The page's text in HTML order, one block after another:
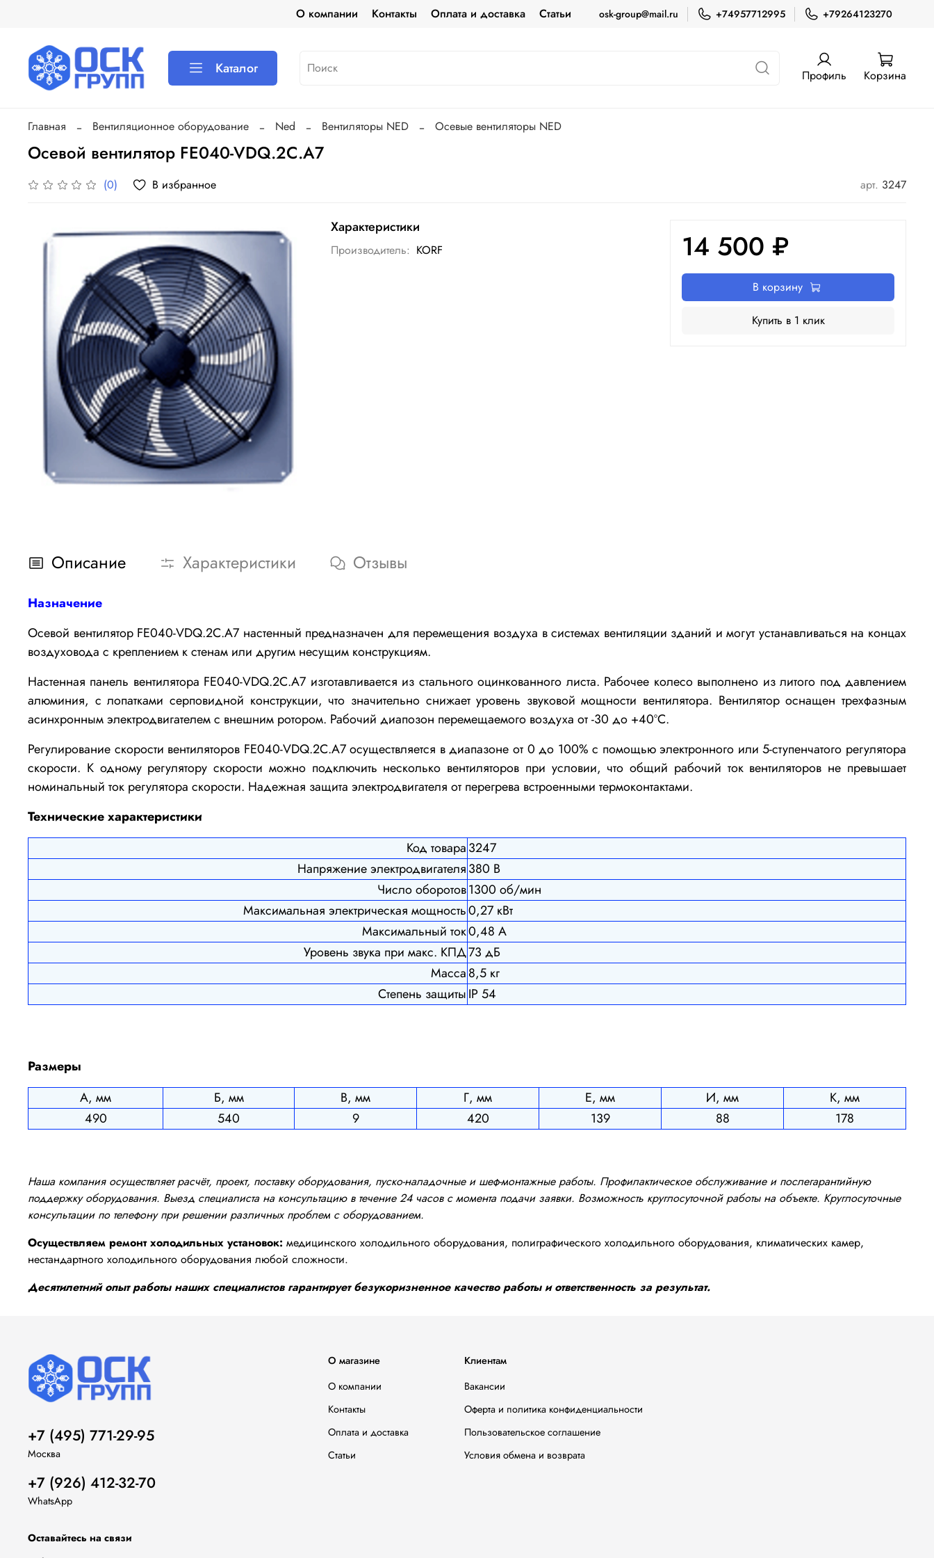
О компании Контакты Оплата и доставка Статьи osk-group@mail.ru +74957712995 +79264123270
Каталог Профиль Корзина
Главная Вентиляционное оборудование Ned Вентиляторы NED Осевые вентиляторы NED
Осевой вентилятор FE040-VDQ.2C.A7
(0) В избранное арт. 3247
Характеристики
Производитель: KORF 14 500 ₽
В корзину
Купить в 1 клик
Описание Характеристики Отзывы
Назначение
Осевой вентилятор FE040-VDQ.2C.A7 настенный предназначен для перемещения воздуха в системах вентиляции зданий и могут устанавливаться на концах
воздуховода с креплением к стенам или другим несущим конструкциям.
Настенная панель вентилятора FE040-VDQ.2C.A7изготавливается из стального оцинкованного листа. Рабочее колесо выполнено из литого под давлением
алюминия, с лопатками серповидной конструкции, что значительно снижает уровень звуковой мощности вентилятора. Вентилятор оснащен трехфазным
асинхронным электродвигателем с внешним ротором. Рабочий диапозон перемещаемого воздуха от -30 до +40ºС.
Регулирование скорости вентиляторов FE040-VDQ.2C.A7осуществляется в диапазоне от 0 до 100% с помощью электронного или 5-ступенчатого регулятора
скорости. К одному регулятору скорости можно подключить несколько вентиляторов при условии, что общий рабочий ток вентиляторов не превышает
номинальный ток регулятора скорости. Надежная защита электродвигателя от перегрева встроенными термоконтактами.
Технические характеристики
Код товара3247
Напряжение электродвигателя380 В
Число оборотов1300 об/мин
Максимальная электрическая мощность0,27 кВт
Максимальный ток0,48 А
Уровень звука при макс. КПД73 дБ
Масса8,5 кг
Степень защитыIP 54
Размеры
А, мм
Б, мм В, мм Г, мм Е, мм И, мм
К, мм
490
540 9 420 139 88 178
Наша компания осуществляет расчёт, проект, поставку оборудования, пуско-наладочные и шеф-монтажные работы. Профилактическое обслуживание и послегарантийную
поддержку оборудования. Выезд специалиста на консультацию в течение 24 часов с момента подачи заявки. Возможность круглосуточной работы на объекте. Круглосуточные
консультации по телефону при решении различных проблем с оборудованием.
Осуществляем ремонт холодильных установок: медицинского холодильного оборудования, полиграфического холодильного оборудования, климатических камер,
нестандартного холодильного оборудования любой сложности.
Десятилетний опыт работы наших специалистов гарантирует безукоризненное качество работы и ответственность за результат.
О магазине
О компании
Контакты
Оплата и доставка
Статьи
Клиентам
Вакансии
Оферта и политика конфиденциальности
Пользовательское соглашение
Условия обмена и возврата
+7 (495) 771-29-95
Москва
+7 (926) 412-32-70
WhatsApp
Оставайтесь на связи